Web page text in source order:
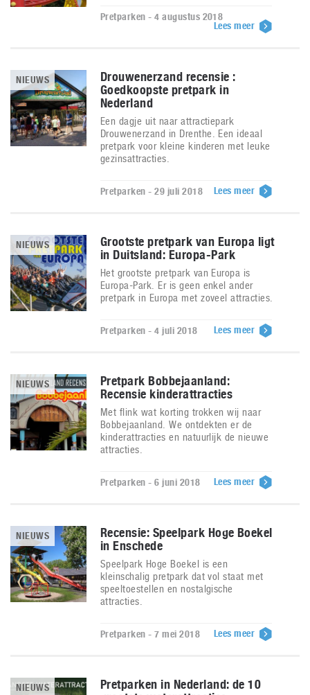
Pretparken - 4 augustus 2018
Lees meer
NIEUWS
Drouwenerzand recensie :
Goedkoopste pretpark in
Nederland
Een dagje uit naar attractiepark
Drouwenerzand in Drenthe. Een ideaal
pretpark voor kleine kinderen met leuke
gezinsattracties.
Pretparken - 29 juli 2018 Lees meer
NIEUWS
Grootste pretpark van Europa ligt
in Duitsland: Europa-Park
Het grootste pretpark van Europa is
Europa-Park. Er is geen enkel ander
pretpark in Europa met zoveel attracties.
Pretparken - 4 juli 2018 Lees meer
NIEUWS
Pretpark Bobbejaanland:
Recensie kinderattracties
Met flink wat korting trokken wij naar
Bobbejaanland. We ontdekten er de
kinderattracties en natuurlijk de nieuwe
attracties.
Pretparken - 6 juni 2018 Lees meer
NIEUWS
Recensie: Speelpark Hoge Boekel
in Enschede
Speelpark Hoge Boekel is een
kleinschalig pretpark dat vol staat met
speeltoestellen en nostalgische
attracties.
Pretparken - 7 mei 2018 Lees meer
NIEUWS
Pretparken in Nederland: de 10